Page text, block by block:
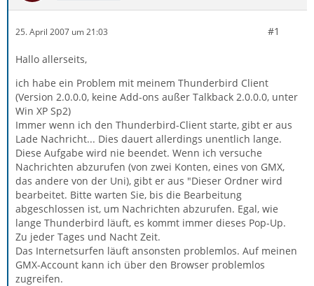
25. April 2007 um 21:03 #1
Hallo allerseits,
ich habe ein Problem mit meinem Thunderbird Client
(Version 2.0.0.0, keine Add-ons außer Talkback 2.0.0.0, unter
Win XP Sp2)
Immer wenn ich den Thunderbird-Client starte, gibt er aus
Lade Nachricht... Dies dauert allerdings unentlich lange.
Diese Aufgabe wird nie beendet. Wenn ich versuche
Nachrichten abzurufen (von zwei Konten, eines von GMX,
das andere von der Uni), gibt er aus "Dieser Ordner wird
bearbeitet. Bitte warten Sie, bis die Bearbeitung
abgeschlossen ist, um Nachrichten abzurufen. Egal, wie
lange Thunderbird läuft, es kommt immer dieses Pop-Up.
Zu jeder Tages und Nacht Zeit.
Das Internetsurfen läuft ansonsten problemlos. Auf meinen
GMX-Account kann ich über den Browser problemlos
zugreifen.